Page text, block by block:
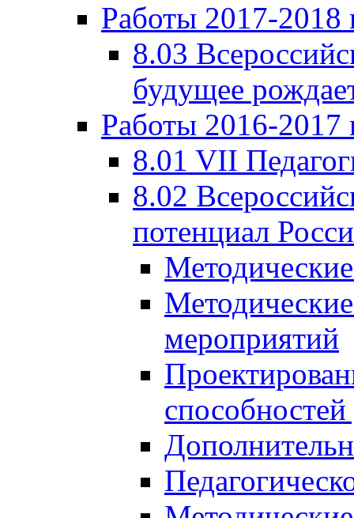
Работы 2017-2018
8.03
будущее
Работы 2016-2017
8.01 VII
8.02
потенциал
мероприятий